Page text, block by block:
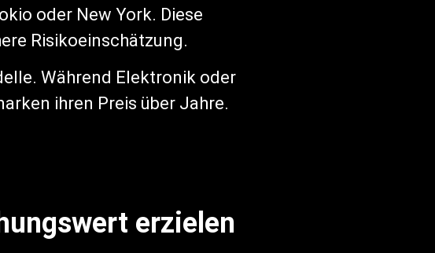
oder New York. Diese
Risikoeinschätzung.
Während Elektronik oder
ihren Preis über Jahre.
erzielen